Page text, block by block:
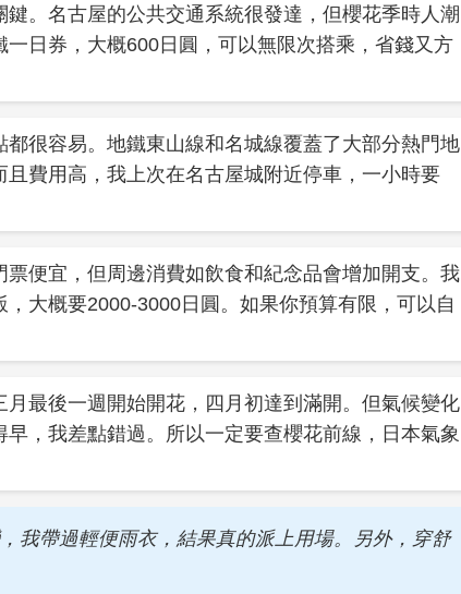
。名古屋的公共交通系統很發達，但櫻花季時人潮
日券，大概600日圓，可以無限次搭乘，省錢又方
很容易。地鐵東山線和名城線覆蓋了大部分熱門地
費用高，我上次在名古屋城附近停車，一小時要
便宜，但周邊消費如飲食和紀念品會增加開支。我
大概要2000-3000日圓。如果你預算有限，可以自
最後一週開始開花，四月初達到滿開。但氣候變化
，我差點錯過。所以一定要查櫻花前線，日本氣象
我帶過輕便雨衣，結果真的派上用場。另外，穿舒